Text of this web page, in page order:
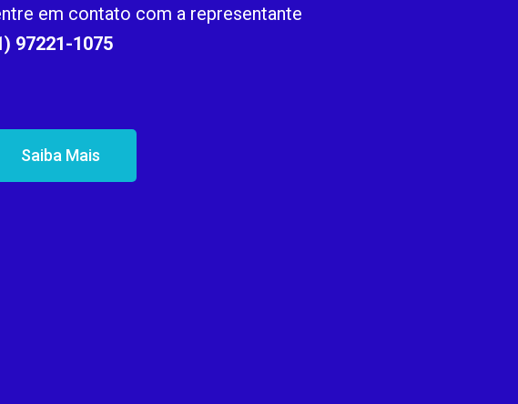
em contato com a representante
97221-1075
Saiba Mais